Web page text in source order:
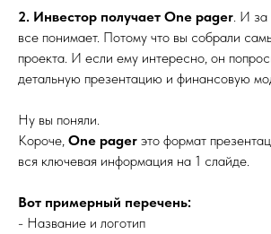
2. Инвестор получает One pager. И за
все понимает. Потому что вы собрали
проекта. И если ему интересно, он
детальную презентацию и финансовую
Ну вы поняли.
Короче, One pager это формат
вся ключевая информация на 1 слайде.
Вот примерный перечень:
- Название и логотип